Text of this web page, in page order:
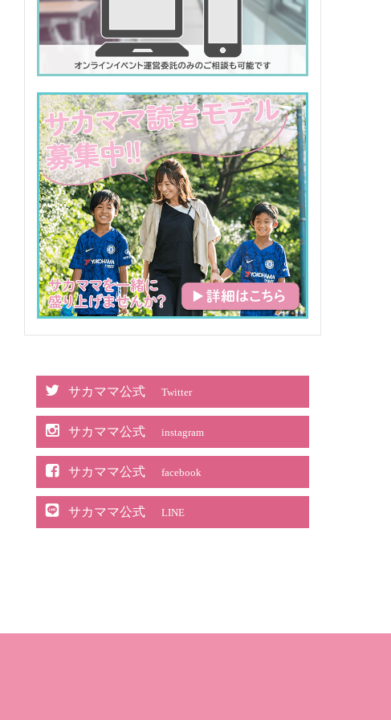
サカママ公式 Twitter
サカママ公式 instagram
サカママ公式 facebook
サカママ公式 LINE